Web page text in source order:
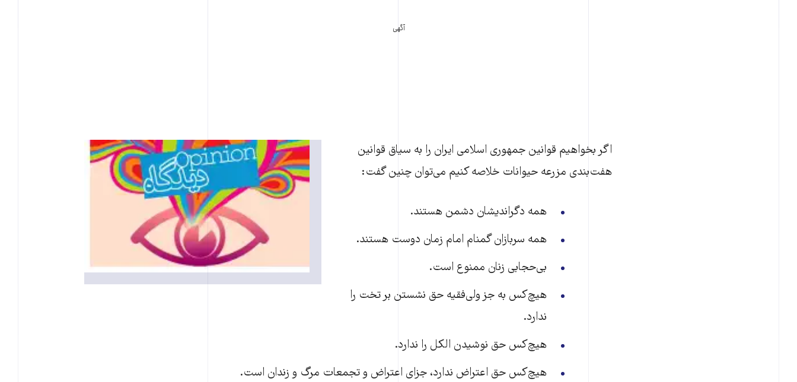
آگهی
اگر بخواهیم قوانین جمهوری اسلامی ایران را به سیاق قوانین
هفت‌بندی مزرعه حیوانات خلاصه کنیم می‌توان چنین گفت:
همه دگراندیشان دشمن هستند.
همه سربازان گمنام امام زمان دوست هستند.
بی‌حجابی زنان ممنوع است.
هیچ‌کس به جز ولی‌فقیه حق نشستن بر تخت را
ندارد.
هیچ‌کس حق نوشیدن الکل را ندارد.
هیچ‌کس حق اعتراض ندارد، جزای اعتراض و تجمعات مرگ و زندان است.